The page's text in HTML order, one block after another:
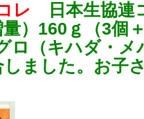
レ 日本生協連
）160ｇ（3個
ロ（キハダ・
ました。お子